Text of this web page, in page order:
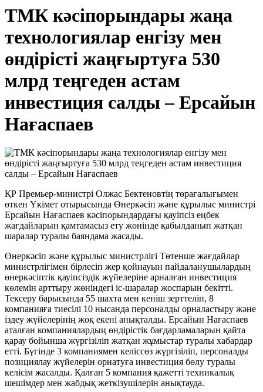
ТМК кәсіпорындары жаңа
технологиялар енгізу мен
өндірісті жаңғыртуға 530
млрд теңгеден астам
инвестиция салды – Ерсайын
Нағаспаев
ҚР Премьер-министрі Олжас Бектеновтің төрағалығымен
өткен Үкімет отырысында Өнеркәсіп және құрылыс министрі
Ерсайын Нағаспаев кәсіпорындардағы қауіпсіз еңбек
жағдайларын қамтамасыз ету жөнінде қабылданып жатқан
шаралар туралы баяндама жасады.
Өнеркәсіп және құрылыс министрлігі Төтенше жағдайлар
министрлігімен бірлесіп жер қойнауын пайдаланушылардың
өнеркәсіптік қауіпсіздік жүйелеріне арналған инвестиция
көлемін арттыру жөніндегі іс-шаралар жоспарын бекітті.
Тексеру барысында 55 шахта мен кеніш зерттеліп, 8
компанияға тиесілі 10 нысанда персоналды орналастыру және
іздеу жүйелерінің жоқ екені анықталды. Ерсайын Нағаспаев
аталған компаниялардың өндірістік бағдарламаларын қайта
қарау бойынша жүргізіліп жатқан жұмыстар туралы хабардар
етті. Бүгінде 3 компаниямен келіссөз жүргізіліп, персоналды
позициялау жүйелерін орнатуға инвестиция бөлу туралы
келісім жасалды. Қалған 5 компания қажетті техникалық
шешімдер мен жабдық жеткізушілерін анықтауда.